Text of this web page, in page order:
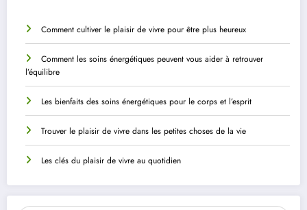
Comment cultiver le plaisir de vivre pour être plus heureux
Comment les soins énergétiques peuvent vous aider à retrouver
l’équilibre
Les bienfaits des soins énergétiques pour le corps et l’esprit
Trouver le plaisir de vivre dans les petites choses de la vie
Les clés du plaisir de vivre au quotidien